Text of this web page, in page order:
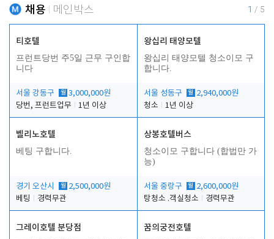
채용 메인박스 1 / 5
티호텔
프런트당번 주5일 근무 구인합
니다
서울 강동구 월 3,000,000원
당번, 프런트업무
1년 이상
왕십리 태양모텔
왕십리 태양모텔 청소이모 구
합니다.
서울 성동구 월 2,940,000원
청소
1년 이상
벨리노호텔
베팅 구합니다.
경기 오산시 월 2,500,000원
베팅
경력무관
상봉호텔버스
청소이모 구합니다 (합법만 가
능)
서울 중랑구 월 2,600,000원
탕청소 .객실청소
경력무관
그레이호텔 분당점 꿈의궁전호텔